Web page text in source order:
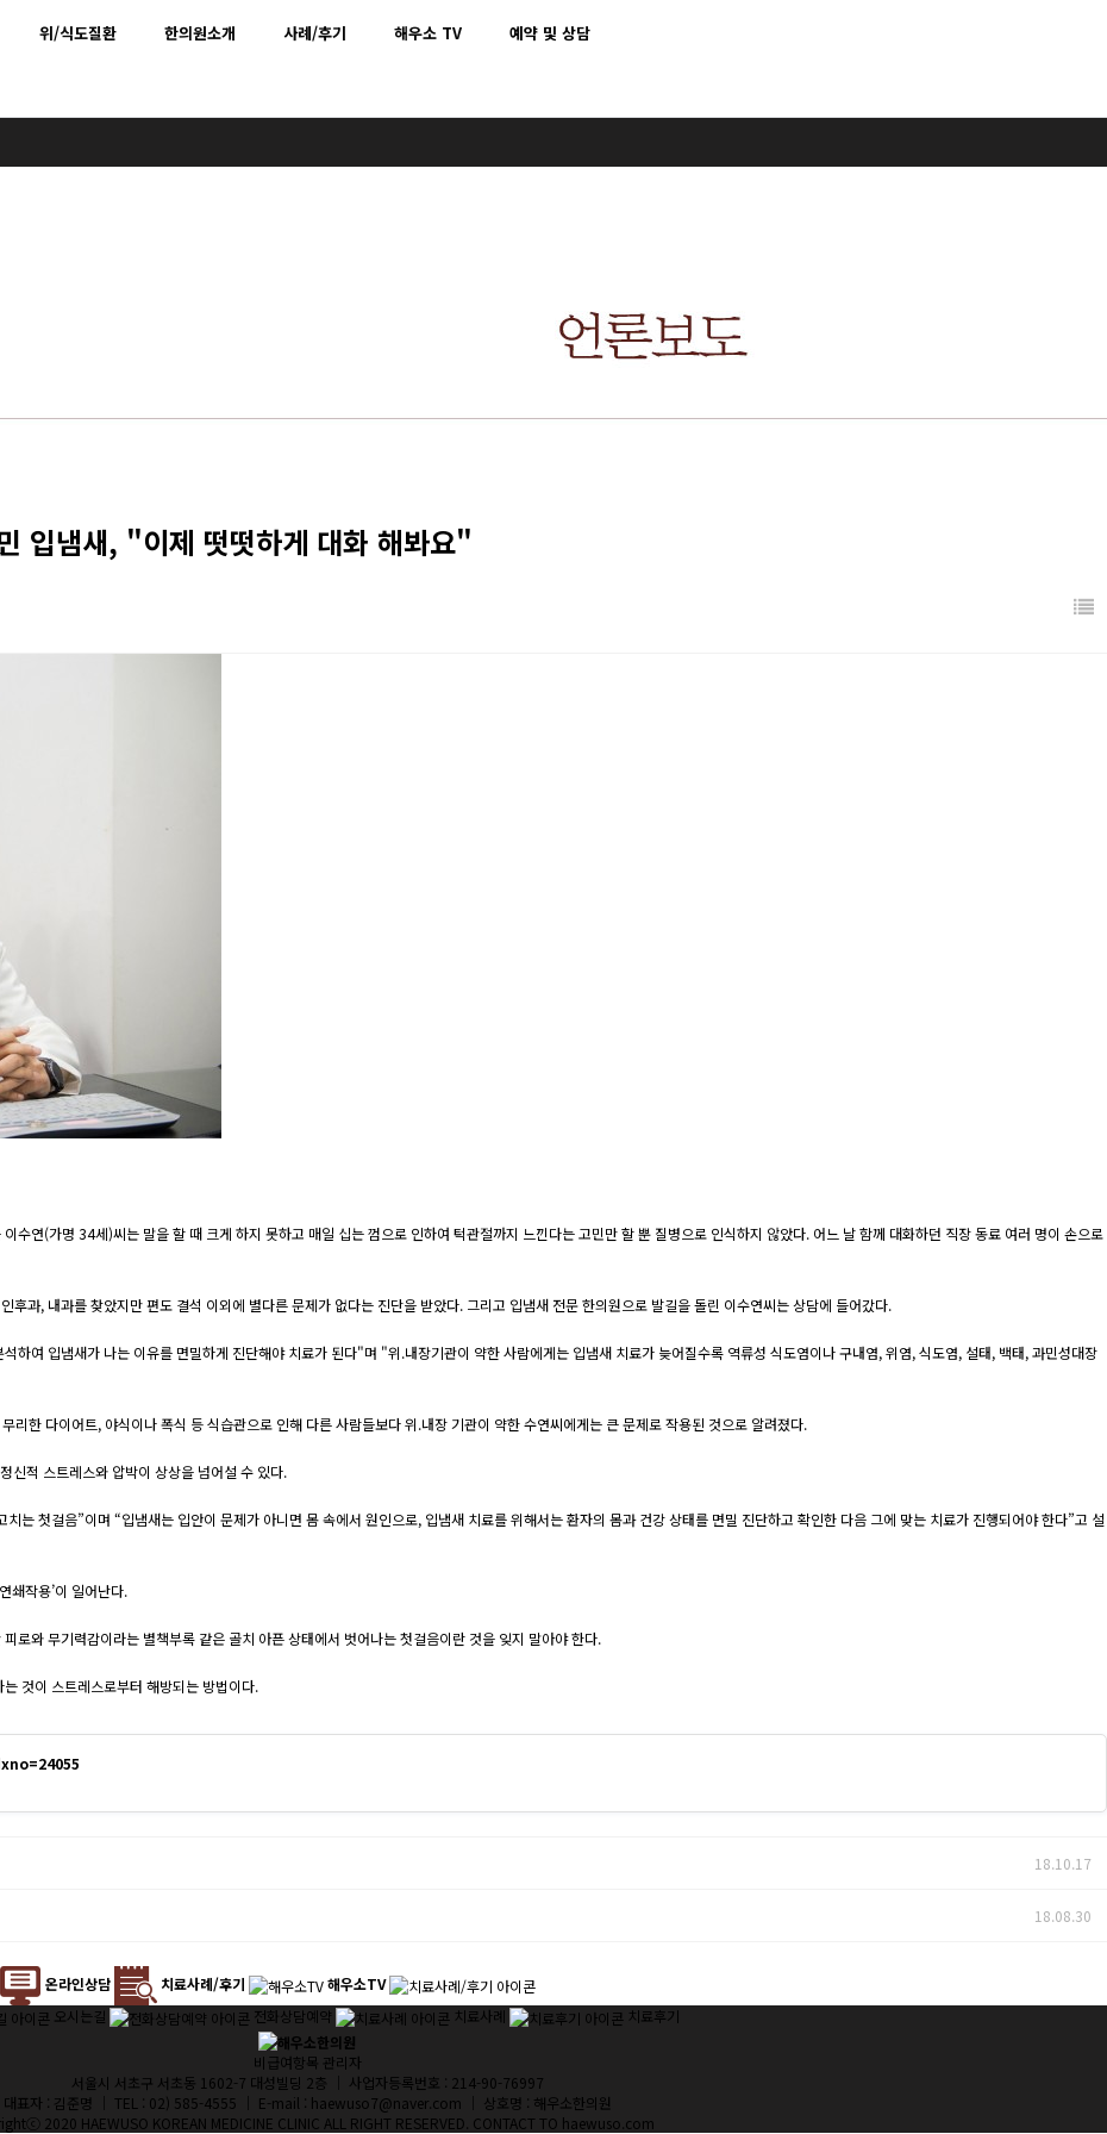
위/식도질환 한의원소개 사례/후기 해우소 TV 예약 및 상담
입냄새, "이제 떳떳하게 대화 해봐요"
수연(가명 34세)씨는 말을 할 때 크게 하지 못하고 매일 십는 껌으로 인하여 턱관절까지 느낀다는 고민만 할 뿐 질병으로 인식하지 않았다. 어느 날 함께 대화하던 직장 동료 여러 명이 손으로
과, 내과를 찾았지만 편도 결석 이외에 별다른 문제가 없다는 진단을 받았다. 그리고 입냄새 전문 한의원으로 발길을 돌린 이수연씨는 상담에 들어갔다.
하여 입냄새가 나는 이유를 면밀하게 진단해야 치료가 된다"며 "위.내장기관이 약한 사람에게는 입냄새 치료가 늦어질수록 역류성 식도염이나 구내염, 위염, 식도염, 설태, 백태, 과민성대장
한 다이어트, 야식이나 폭식 등 식습관으로 인해 다른 사람들보다 위.내장 기관이 약한 수연씨에게는 큰 문제로 작용된 것으로 알려졌다.
신적 스트레스와 압박이 상상을 넘어설 수 있다.
는 첫걸음”이며 “입냄새는 입안이 문제가 아니면 몸 속에서 원인으로, 입냄새 치료를 위해서는 환자의 몸과 건강 상태를 면밀 진단하고 확인한 다음 그에 맞는 치료가 진행되어야 한다”고 설
쇄작용’이 일어난다.
로와 무기력감이라는 별책부록 같은 골치 아픈 상태에서 벗어나는 첫걸음이란 것을 잊지 말아야 한다.
것이 스트레스로부터 해방되는 방법이다.
18.10.17
18.08.30
온라인상담 치료사례/후기
해우소TV
오시는길
전화상담예약 치료사례 치료후기
비급여항목 관리자
서울시 서초구 서초동 1602-7 대성빌딩 2층 ｜ 사업자등록번호 : 214-90-76997
대표자 : 김준명 ｜ TEL : 02) 585-4555 ｜ E-mail : haewuso7@naver.com ｜ 상호명 : 해우소한의원
2020 HAEWUSO KOREAN MEDICINE CLINIC ALL RIGHT RESERVED. CONTACT TO haewuso.com